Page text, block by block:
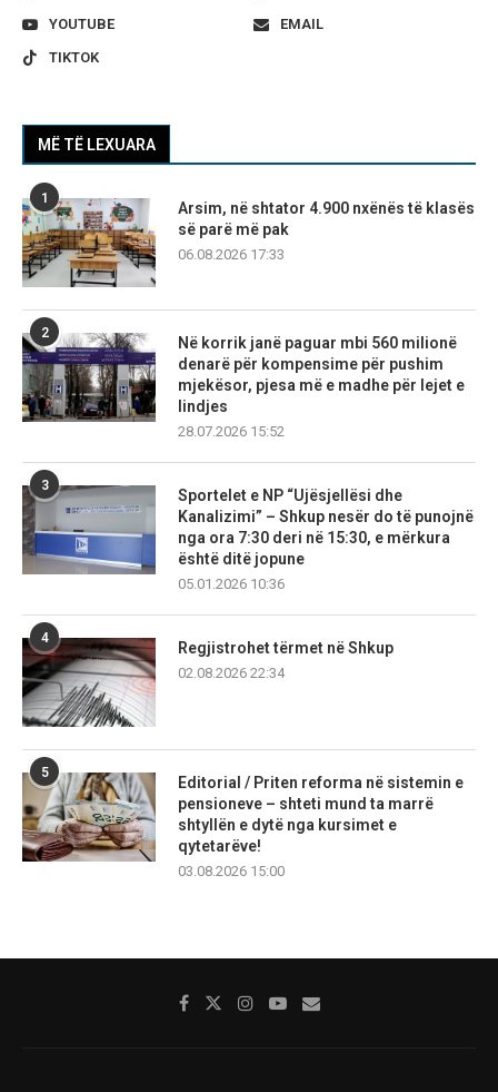
YOUTUBE
EMAIL
TIKTOK
MË TË LEXUARA
1
Arsim, në shtator 4.900 nxënës të klasës
së parë më pak
06.08.2026 17:33
2
Në korrik janë paguar mbi 560 milionë
denarë për kompensime për pushim
mjekësor, pjesa më e madhe për lejet e
lindjes
28.07.2026 15:52
3
Sportelet e NP “Ujësjellësi dhe
Kanalizimi” – Shkup nesër do të punojnë
nga ora 7:30 deri në 15:30, e mërkura
është ditë jopune
05.01.2026 10:36
4
Regjistrohet tërmet në Shkup
02.08.2026 22:34
5
Editorial / Priten reforma në sistemin e
pensioneve – shteti mund ta marrë
shtyllën e dytë nga kursimet e
qytetarëve!
03.08.2026 15:00